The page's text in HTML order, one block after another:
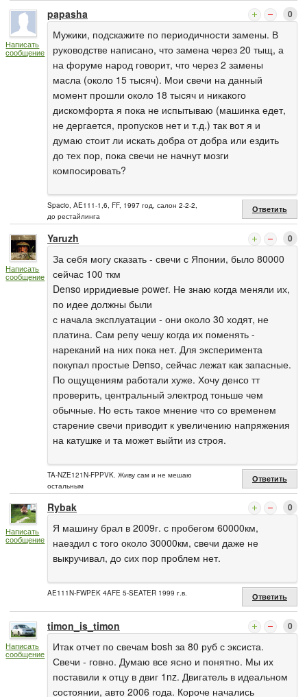
Написать
сообщение
papasha 0
Мужики, подскажите по периодичности замены. В
руководстве написано, что замена через 20 тыщ, а
на форуме народ говорит, что через 2 замены
масла (около 15 тысяч). Мои свечи на данный
момент прошли около 18 тысяч и никакого
дискомфорта я пока не испытываю (машинка едет,
не дергается, пропусков нет и т.д.) так вот я и
думаю стоит ли искать добра от добра или ездить
до тех пор, пока свечи не начнут мозги
компосировать?
Spacio, AE111-1,6, FF, 1997 год, салон 2-2-2,
до рестайлинга
Ответить
Написать
сообщение
Yaruzh 0
За себя могу сказать - свечи с Японии, было 80000
сейчас 100 ткм
Denso ирридиевые power. Не знаю когда меняли их,
по идее должны были
с начала эксплуатации - они около 30 ходят, не
платина. Сам репу чешу когда их поменять -
нареканий на них пока нет. Для эксперимента
покупал простые Denso, сейчас лежат как запасные.
По ощущениям работали хуже. Хочу денсо тт
проверить, центральный электрод тоньше чем
обычные. Но есть такое мнение что со временем
старение свечи приводит к увеличению напряжения
на катушке и та может выйти из строя.
TA-NZE121N-FPPVK. Живу сам и не мешаю
остальным
Ответить
Написать
сообщение
Rybak 0
Я машину брал в 2009г. с пробегом 60000км,
наездил с того около 30000км, свечи даже не
выкручивал, до сих пор проблем нет.
AE111N-FWPEK 4AFE 5-SEATER 1999 г.в. Ответить
Написать
сообщение
timon_is_timon 0
Итак отчет по свечам bosh за 80 руб с эксиста.
Свечи - говно. Думаю все ясно и понятно. Мы их
поставили к отцу в двиг 1nz. Двигатель в идеальном
состоянии, авто 2006 года. Короче начались